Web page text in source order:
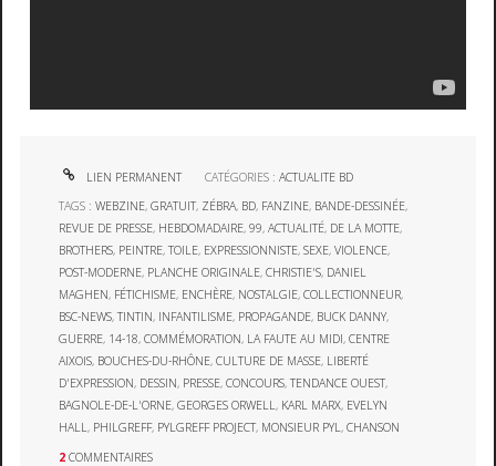
LIEN PERMANENT CATÉGORIES :ACTUALITE BD
TAGS :WEBZINE,GRATUIT, ZÉBRA, BD, FANZINE, BANDE-DESSINÉE,
REVUE DE PRESSE, HEBDOMADAIRE,99,ACTUALITÉ, DE LA MOTTE,
BROTHERS, PEINTRE,TOILE, EXPRESSIONNISTE,SEXE,VIOLENCE,
POST-MODERNE, PLANCHE ORIGINALE,CHRISTIE'S, DANIEL
MAGHEN, FÉTICHISME, ENCHÈRE, NOSTALGIE,COLLECTIONNEUR,
BSC-NEWS,TINTIN, INFANTILISME, PROPAGANDE, BUCK DANNY,
GUERRE, 14-18,COMMÉMORATION, LA FAUTE AU MIDI,CENTRE
AIXOIS, BOUCHES-DU-RHÔNE,CULTURE DE MASSE, LIBERTÉ
D'EXPRESSION, DESSIN, PRESSE,CONCOURS,TENDANCE OUEST,
BAGNOLE-DE-L'ORNE,GEORGES ORWELL, KARL MARX, EVELYN
HALL, PHILGREFF, PYLGREFF PROJECT, MONSIEUR PYL,CHANSON
2 COMMENTAIRES